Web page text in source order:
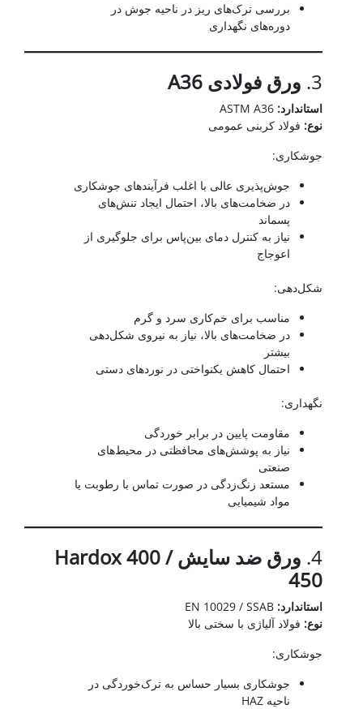
بررسی ترک‌های ریز در ناحیه جوش در
دوره‌های نگهداری
3. ورق فولادی
استاندارد:
نوع: فولاد کربنی عمومی
جوشکاری:
جوش‌پذیری عالی با اغلب فرآیندهای جوشکاری
در ضخامت‌های بالا، احتمال ایجاد تنش‌های
پسماند
نیاز به کنترل دمای بین‌پاس برای جلوگیری از
اعوجاج
شکل‌دهی:
مناسب برای خم‌کاری سرد و گرم
در ضخامت‌های بالا، نیاز به نیروی شکل‌دهی
بیشتر
احتمال کاهش یکنواختی در نوردهای دستی
نگهداری:
مقاومت پایین در برابر خوردگی
نیاز به پوشش‌های محافظتی در محیط‌های
صنعتی
مستعد زنگ‌زدگی در صورت تماس با رطوبت یا
مواد شیمیایی
4. ورق ضد سایش Hardox 400 /
450
استاندارد:
نوع: فولاد آلیاژی با سختی بالا
جوشکاری:
جوشکاری بسیار حساس به ترک‌خوردگی در
ناحیه HAZ